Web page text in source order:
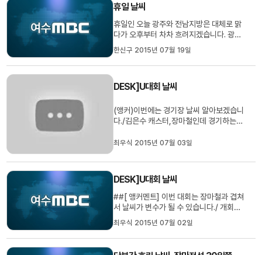
(25) 사이에 남해안에는 바람이 매우 강하
게 불겠고 그 밖의 지역에도 강하게 불겠습
니...
휴일 날씨
휴일인 오늘 광주와 전남지방은 대체로 맑
다가 오후부터 차차 흐려지겠습니다. 광주
의 오늘 낮 최고기온은 30도로 어제보다 1
도 가량 높겠습니다. 내일은 낮부터 남해안
지역을 시작으로 비가 시작돼 오후 늦게는
내리는 비의 양은 5에서 10밀리미터로 적
한신구 2015년 07월 19일
DESK]U대회 날씨
(앵커)이번에는 경기장 날씨 알아보겠습니
다./김은수 캐스터,장마철인데 경기하는데
본격적으로 경기가 시작될텐데요~날씨에
있습니다. ##[시황]먼저 광주국제양궁장
의 날씨를 보면밤사이 복사냉각현상때문에
아침에는 안개가 짙게 끼겠습니...
최우식 2015년 07월 03일
DESK]U대회 날씨
##[ 앵커멘트] 이번 대회는 장마철과 겹쳐
서 날씨가 변수가 될 수 있습니다./ 개회식
이나 경기에 차질이 없어야 할 텐데요. 김은
수 캐스터 어떻습니까?// =========
##[시황] 네, 개막식이 열리는 주경기장의
최우식 2015년 07월 02일